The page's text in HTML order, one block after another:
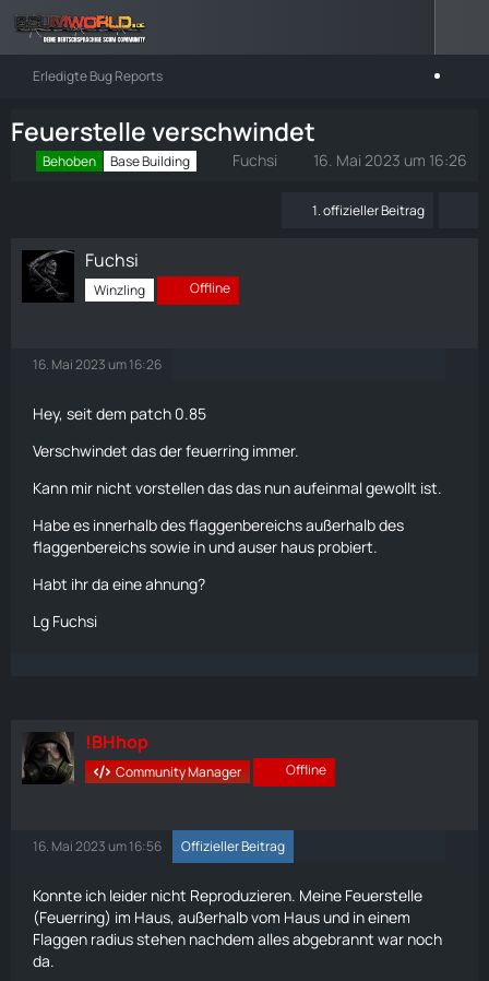
Erledigte Bug Reports
Feuerstelle verschwindet
Behoben Base Building Fuchsi 16. Mai 2023 um 16:26
1. offizieller Beitrag
Fuchsi
Winzling Offline
16. Mai 2023 um 16:26
Hey, seit dem patch 0.85
Verschwindet das der feuerring immer.
Kann mir nicht vorstellen das das nun aufeinmal gewollt ist.
Habe es innerhalb des flaggenbereichs außerhalb des
flaggenbereichs sowie in und auser haus probiert.
Habt ihr da eine ahnung?
Lg Fuchsi
!BHhop
Community Manager Offline
16. Mai 2023 um 16:56 Offizieller Beitrag
Konnte ich leider nicht Reproduzieren. Meine Feuerstelle
(Feuerring) im Haus, außerhalb vom Haus und in einem
Flaggen radius stehen nachdem alles abgebrannt war noch
da.